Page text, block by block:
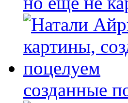
созданные